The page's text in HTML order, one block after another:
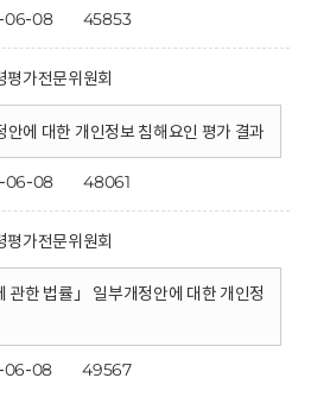
06-08 45853
평가전문위원회
안에 대한 개인정보 침해요인 평가 결과
06-08 48061
평가전문위원회
관한 법률」 일부개정안에 대한 개인정
06-08 49567